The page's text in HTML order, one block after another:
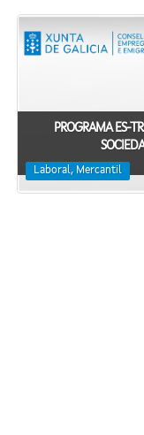
PROGRAMA ES-
Laboral, Mercantil